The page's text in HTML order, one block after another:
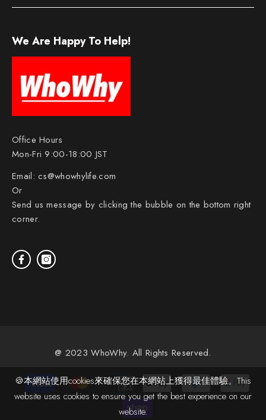
We Are Happy To Help!
Office Hours
Mon-Fri 9:00-18:00 JST
Email:cs@whowhylife.com
Or
Send us message by clicking the bubble on the bottom right
corner.
@ 2023 WhoWhy. All Rights Reserved.
Payment
methods
🍪本網站使用cookies來確保您在本網站上獲得最佳體驗。This
website uses cookies to ensure you get the best experience on our
website.